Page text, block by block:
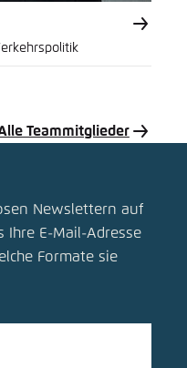
Teammitglieder
Newslettern auf
Ihre E-Mail-Adresse
Formate sie